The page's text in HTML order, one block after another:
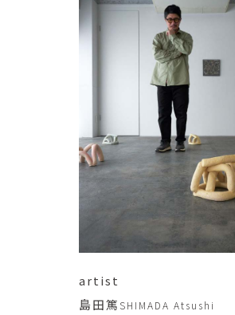
artist
島田篤 SHIMADA Atsushi